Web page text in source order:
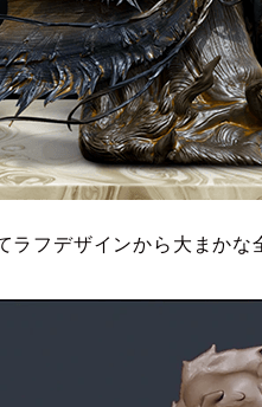
ラフデザインから大まかな